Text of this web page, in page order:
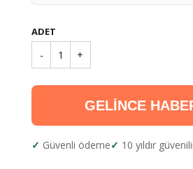
ADET
- 1 +
GELİNCE
Güvenli ödeme 10 yıldır